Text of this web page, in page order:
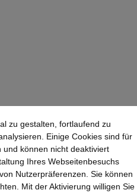
zu gestalten, fortlaufend zu
Einige Cookies sind für
können nicht deaktiviert
Ihres Webseitenbesuchs
Nutzerpräferenzen. Sie können
Mit der Aktivierung willigen Sie